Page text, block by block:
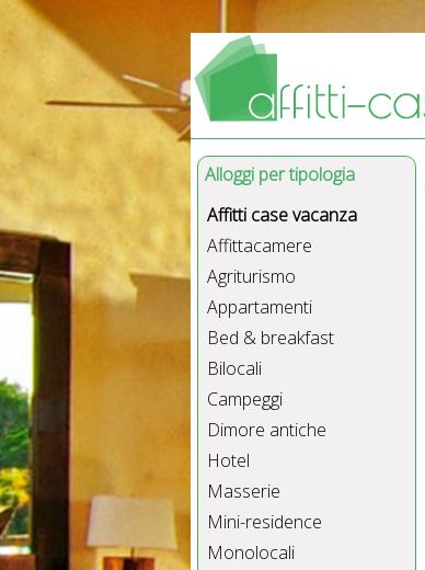
Alloggi per tipologia
Affitti case vacanza
Affittacamere
Agriturismo
Appartamenti
Bed & breakfast
Bilocali
Campeggi
Dimore antiche
Hotel
Masserie
Mini-residence
Monolocali